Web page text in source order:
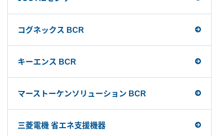
コグネックス BCR
キーエンス BCR
マーストーケンソリューション BCR
三菱電機 省エネ支援機器